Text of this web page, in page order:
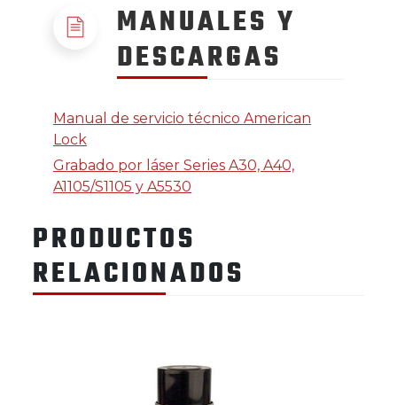
MANUALES Y
DESCARGAS
Manual de servicio técnico American
Lock
Grabado por láser Series A30, A40,
A1105/S1105 y A5530
PRODUCTOS
RELACIONADOS